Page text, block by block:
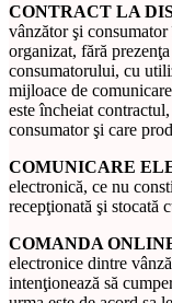
CONTRACT LA
vânzător şi
organizat, fără
consumatorului, cu
mijloace de
este încheiat
consumator şi care
COMUNICARE
electronică, ce nu
recepţionată şi stocată
COMANDA
electronice dintre
intenţionează să